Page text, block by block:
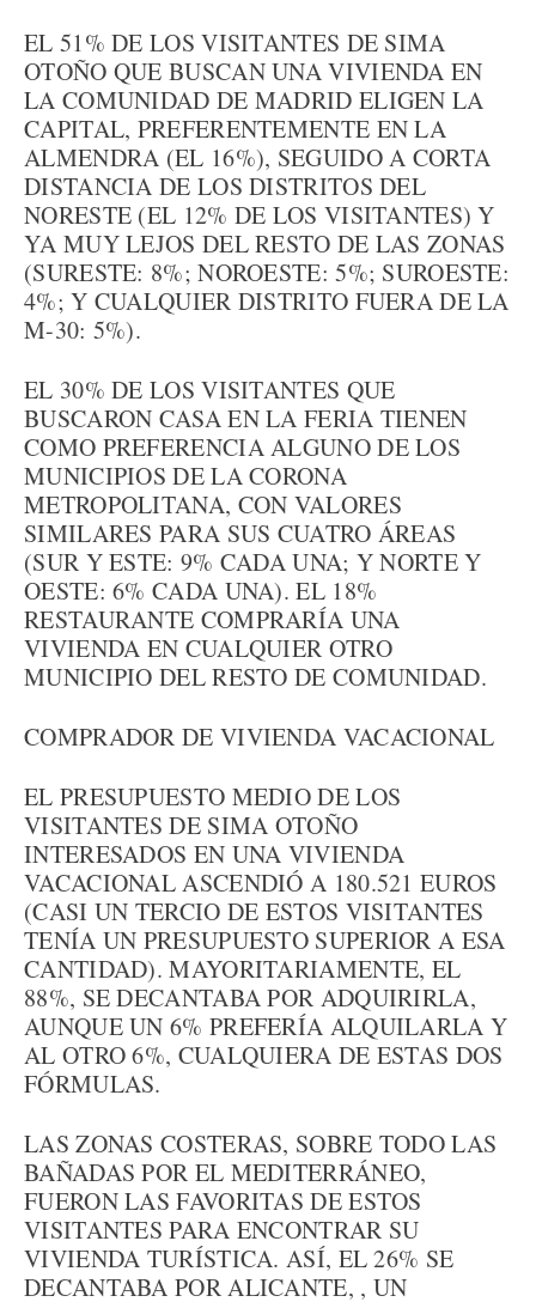
EL 51% DE LOS VISITANTES DE SIMA
OTOÑO QUE BUSCAN UNA VIVIENDA EN
LA COMUNIDAD DE MADRID ELIGEN LA
CAPITAL, PREFERENTEMENTE EN LA
ALMENDRA (EL 16%), SEGUIDO A CORTA
DISTANCIA DE LOS DISTRITOS DEL
NORESTE (EL 12% DE LOS VISITANTES) Y
YA MUY LEJOS DEL RESTO DE LAS ZONAS
(SURESTE: 8%; NOROESTE: 5%; SUROESTE:
4%; Y CUALQUIER DISTRITO FUERA DE LA
M-30: 5%).
EL 30% DE LOS VISITANTES QUE
BUSCARON CASA EN LA FERIA TIENEN
COMO PREFERENCIA ALGUNO DE LOS
MUNICIPIOS DE LA CORONA
METROPOLITANA, CON VALORES
SIMILARES PARA SUS CUATRO ÁREAS
(SUR Y ESTE: 9% CADA UNA; Y NORTE Y
OESTE: 6% CADA UNA). EL 18%
RESTAURANTE COMPRARÍA UNA
VIVIENDA EN CUALQUIER OTRO
MUNICIPIO DEL RESTO DE COMUNIDAD.
COMPRADOR DE VIVIENDA VACACIONAL
EL PRESUPUESTO MEDIO DE LOS
VISITANTES DE SIMA OTOÑO
INTERESADOS EN UNA VIVIENDA
VACACIONAL ASCENDIÓ A 180.521 EUROS
(CASI UN TERCIO DE ESTOS VISITANTES
TENÍA UN PRESUPUESTO SUPERIOR A ESA
CANTIDAD). MAYORITARIAMENTE, EL
88%, SE DECANTABA POR ADQUIRIRLA,
AUNQUE UN 6% PREFERÍA ALQUILARLA Y
AL OTRO 6%, CUALQUIERA DE ESTAS DOS
FÓRMULAS.
LAS ZONAS COSTERAS, SOBRE TODO LAS
BAÑADAS POR EL MEDITERRÁNEO,
FUERON LAS FAVORITAS DE ESTOS
VISITANTES PARA ENCONTRAR SU
VIVIENDA TURÍSTICA. ASÍ, EL 26% SE
DECANTABA POR ALICANTE, , UN